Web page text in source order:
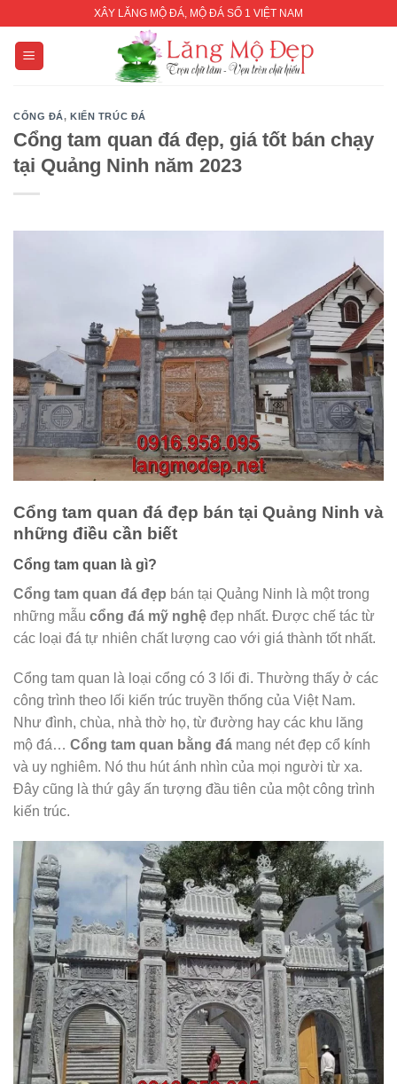
content
XÂY LĂNG MỘ ĐÁ, MỘ ĐÁ SỐ 1 VIỆT NAM
CỔNG ĐÁ,KIẾN TRÚC ĐÁ
Cổng tam quan đá đẹp, giá tốt bán chạy
tại Quảng Ninh năm 2023
Cổng tam quan đá đẹp bán tại Quảng Ninh và
những điều cần biết
Cổng tam quan là gì?
Cổng tam quan đá đẹp bán tại Quảng Ninh là một trong
những mẫu cổng đá mỹ nghệ đẹp nhất. Được chế tác từ
các loại đá tự nhiên chất lượng cao với giá thành tốt nhất.
Cổng tam quan là loại cổng có 3 lối đi. Thường thấy ở các
công trình theo lối kiến trúc truyền thống của Việt Nam.
Như đình, chùa, nhà thờ họ, từ đường hay các khu lăng
mộ đá… Cổng tam quan bằng đá mang nét đẹp cổ kính
và uy nghiêm. Nó thu hút ánh nhìn của mọi người từ xa.
Đây cũng là thứ gây ấn tượng đầu tiên của một công trình
kiến trúc.